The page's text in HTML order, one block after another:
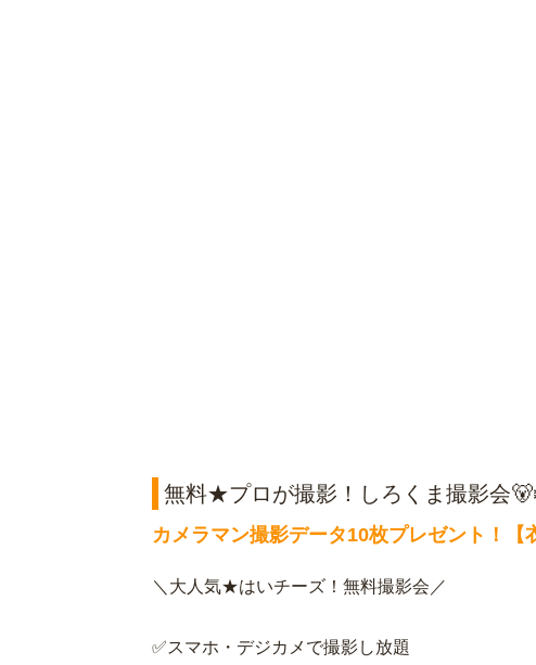
無料★プロが撮影！しろくま撮影会
カメラマン撮影データ10枚プレゼント！
＼大人気★はいチーズ！無料撮影会／
✅スマホ・デジカメで撮影し放題